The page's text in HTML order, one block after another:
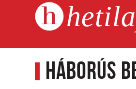
Háborús